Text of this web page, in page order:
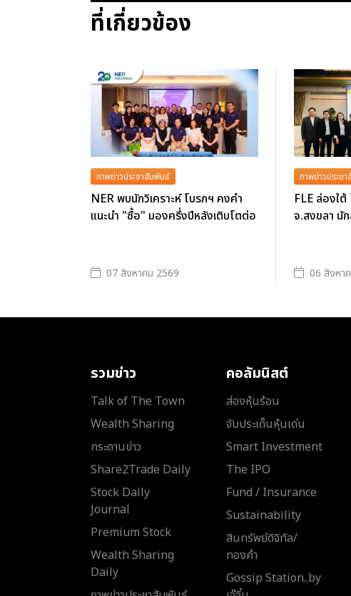
ที่เกี่ยวข้อง
ภาพข่าวประชาสัมพันธ์
NER พบนักวิเคราะห์ โบรกฯ คงคำ
แนะนำ "ซื้อ" มองครึ่งปีหลังเติบโตต่อ
07 สิงหาคม 2569
ภาพข่าวประช
FLE ล่องใ
จ.สงขลา นั
06 สิงหา
รวมข่าว
Talk of The Town
Wealth Sharing
กระดานข่าว
Share2Trade Daily
Stock Daily
Journal
Premium Stock
Wealth Sharing
Daily
คอลัมนิสต์
ส่องหุ้นร้อน
จับประเด็นหุ้นเด่น
Smart Investment
The IPO
Fund / Insurance
Sustainability
สินทรัพย์ดิจิทัล/
ทองคำ
Gossip Station..by